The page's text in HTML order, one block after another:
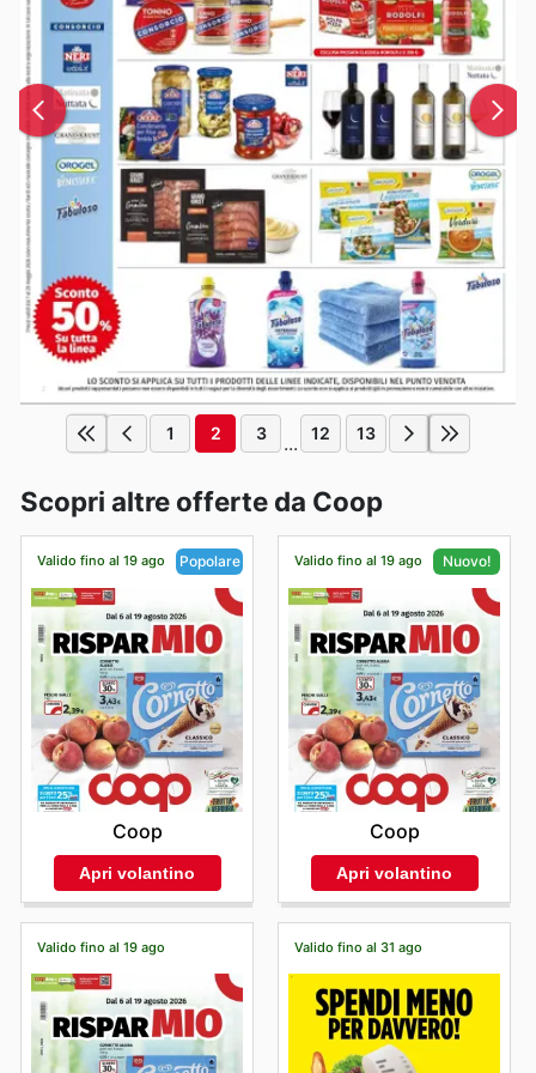
1 2 3 ... 12 13
Scopri altre offerte da Coop
Valido fino al 19 ago Popolare
Coop
Apri volantino
Valido fino al 19 ago Nuovo!
Coop
Apri volantino
Valido fino al 19 ago Valido fino al 31 ago